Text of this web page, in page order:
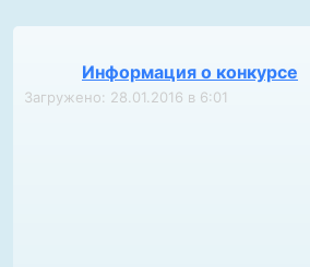
Информация о конкурсе
Загружено: 28.01.2016 в 6:01